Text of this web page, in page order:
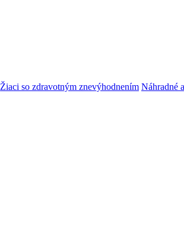
Žiaci so zdravotným znevýhodnením Náhradné